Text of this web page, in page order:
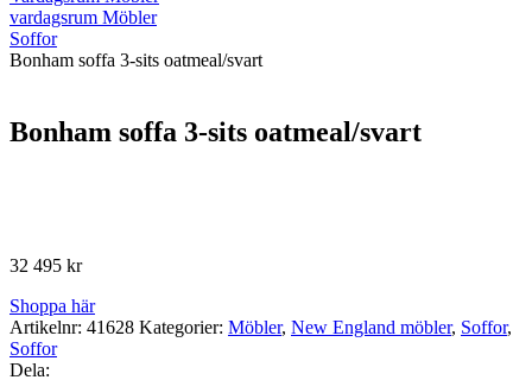
vardagsrum Möbler
Soffor
Bonham soffa 3-sits oatmeal/svart
Bonham soffa 3-sits oatmeal/svart
32 495 kr
Shoppa här
Artikelnr: 41628 Kategorier: Möbler, New England möbler, Soffor,
Soffor
Dela: